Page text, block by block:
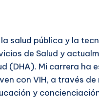
salud pública y la
de Salud y
(DHA). Mi carrera ha
con VIH, a través
y